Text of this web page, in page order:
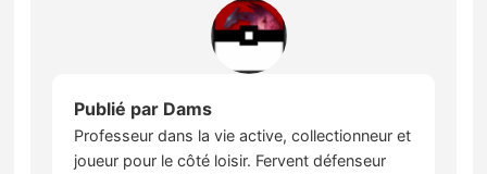
Publié par Dams
Professeur dans la vie active, collectionneur et
joueur pour le côté loisir. Fervent défenseur